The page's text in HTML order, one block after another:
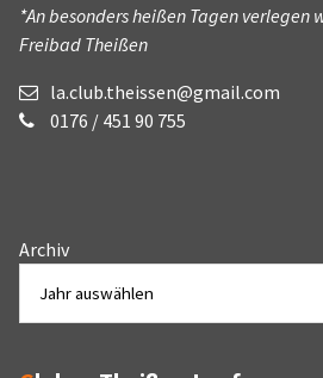
*An besonders heißen Tagen verlegen
Freibad Theißen
la.club.theissen@gmail.com
0176 / 451 90 755
Archiv